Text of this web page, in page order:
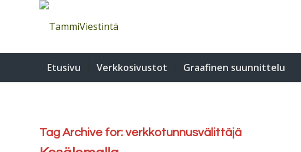
Etusivu Verkkosivustot Graafinen suunnittelu
Tag Archive for: verkkotunnusvälittäjä